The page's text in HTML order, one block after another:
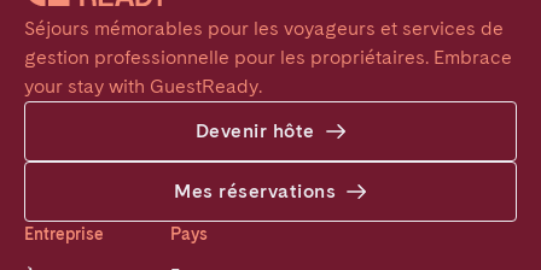
Séjours mémorables pour les voyageurs et services de
gestion professionnelle pour les propriétaires. Embrace
your stay with GuestReady.
Devenir hôte
Mes réservations
Entreprise Pays